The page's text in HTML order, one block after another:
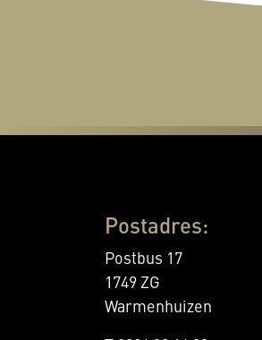
Postadres:
Postbus 17
1749 ZG
Warmenhuizen